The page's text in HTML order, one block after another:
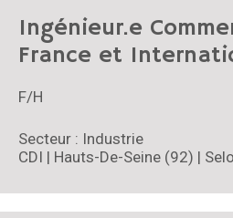
Ingénieur.e
France et
F/H
Secteur : Industrie
CDI | Hauts-De-Seine (92) |